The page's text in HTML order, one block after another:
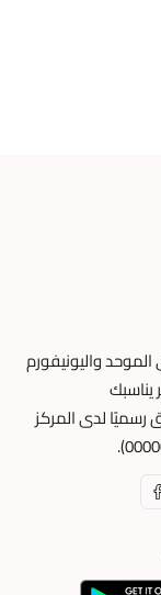
واليونيفورم
رسميًا لدى المركز